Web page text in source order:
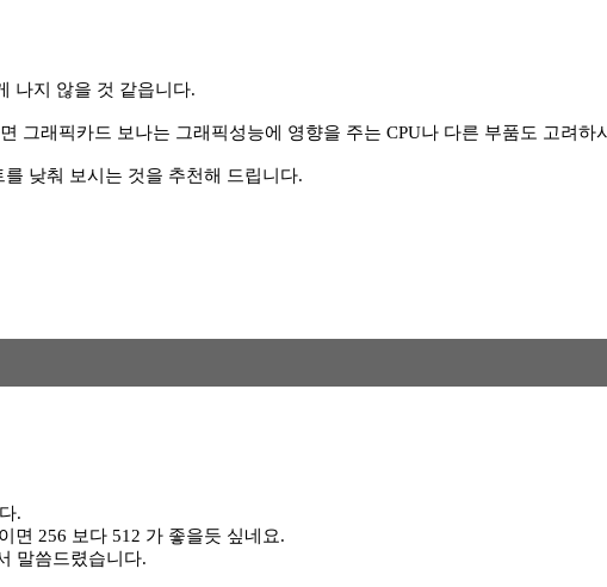
나지 않을 것 같읍니다.
그래픽카드 보나는 그래픽성능에 영향을 주는 CPU나 다른 부품도 고려하
낮춰 보시는 것을 추천해 드립니다.
.
면 256 보다 512 가 좋을듯 싶네요.
말씀드렸습니다.